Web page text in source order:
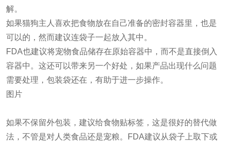
解。
如果猫狗主人喜欢把食物放在自己准备的密封容器里，也是
可以的，然而建议连袋子一起放入其中。
FDA也建议将宠物食品储存在原始容器中，而不是直接倒入
容器中。这还可以带来另一个好处，如果产品出现什么问题
需要处理，包装袋还在，有助于进一步操作。
图片
如果不保留外包装，建议给食物贴标签，这是很好的替代做
法，不管是对人类食品还是宠粮。FDA建议从袋子上取下或